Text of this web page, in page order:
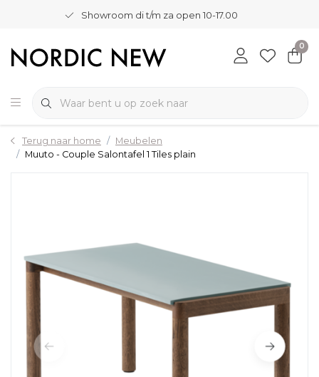
Showroom di t/m za open 10-17.00
0
Terug naar home
Meubelen
Muuto - Couple Salontafel 1 Tiles plain